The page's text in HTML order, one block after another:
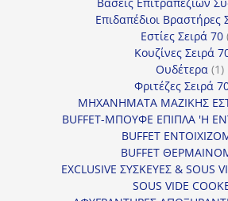
Επιδαπέδιοι Βραστήρες
Εστίες Σειρά 70
Κουζίνες Σειρά
Ουδέτερα 11
Φριτέζες Σειρά
ΜΗΧΑΝΗΜΑΤΑ ΜΑΖΙΚΗΣ
BUFFET-ΜΠΟΥΦΕ ΕΠΙΠΛΑ 'Η
BUFFET
BUFFET
EXCLUSIVE ΣΥΣΚΕΥΕΣ & SOUS
SOUS VIDE